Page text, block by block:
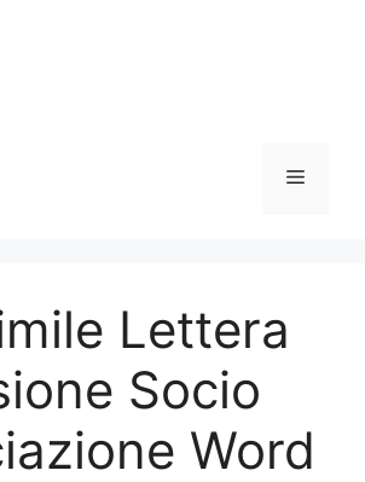
Menu
Lettera
Socio
Word